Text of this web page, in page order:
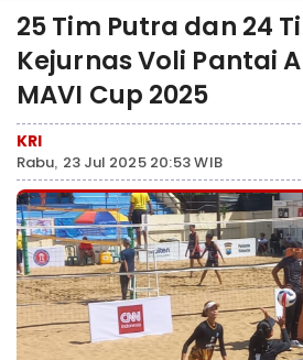
25 Tim Putra dan 24
Kejurnas Voli Pantai
MAVI Cup 2025
KRI
Rabu, 23 Jul 2025 20:53 WIB